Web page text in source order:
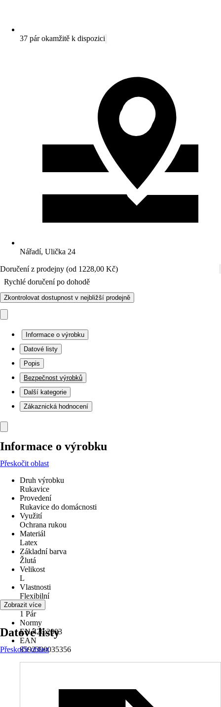
37 pár okamžitě k dispozici
Nářadí, Ulička 24
Doručení z prodejny (od 1228,00 Kč)
Rychlé doručení po dohodě
Zkontrolovat dostupnost v nejbližší prodejně
Informace o výrobku
Datové listy
Popis
Bezpečnost výrobků
Další kategorie
Zákaznická hodnocení
Informace o výrobku
Přeskočit oblast
Druh výrobku
Rukavice
Provedení
Rukavice do domácnosti
Využití
Ochrana rukou
Materiál
Latex
Základní barva
Žlutá
Velikost
L
Vlastnosti
Flexibilní
Obsah
1 Pár
Normy
EN 420:2003
EAN
8592390035356
Zobrazit více
Datové listy
Přeskočit oblast